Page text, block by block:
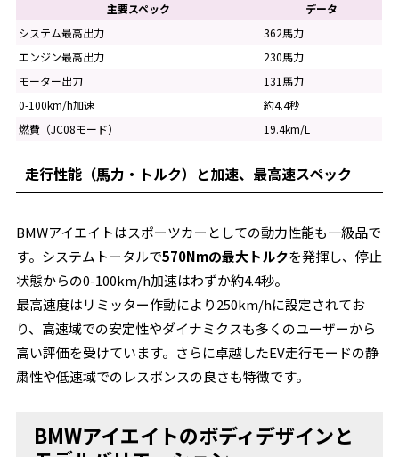
主要スペック
データ
システム最高出力
362馬力
エンジン最高出力
230馬力
モーター出力
131馬力
0-100km/h加速
約4.4秒
燃費（JC08モード）
19.4km/L
走行性能（馬力・トルク）と加速、最高速スペック
BMWアイエイトはスポーツカーとしての動力性能も一級品で
す。システムトータルで570Nmの最大トルクを発揮し、停止
状態からの0-100km/h加速はわずか約4.4秒。
最高速度はリミッター作動により250km/hに設定されてお
り、高速域での安定性やダイナミクスも多くのユーザーから
高い評価を受けています。さらに卓越したEV走行モードの静
粛性や低速域でのレスポンスの良さも特徴です。
BMWアイエイトのボディデザインと